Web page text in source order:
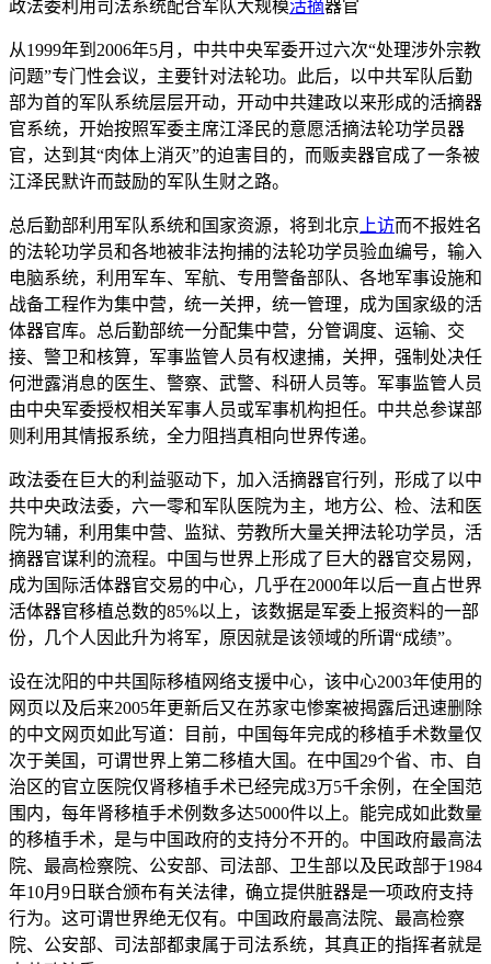
政法委利用司法系统配合军队大规模活摘器官
从1999年到2006年5月，中共中央军委开过六次“处理涉外宗教
问题”专门性会议，主要针对法轮功。此后，以中共军队后勤
部为首的军队系统层层开动，开动中共建政以来形成的活摘器
官系统，开始按照军委主席江泽民的意愿活摘法轮功学员器
官，达到其“肉体上消灭”的迫害目的，而贩卖器官成了一条被
江泽民默许而鼓励的军队生财之路。
总后勤部利用军队系统和国家资源，将到北京 上访而不报姓名
的法轮功学员和各地被非法拘捕的法轮功学员验血编号，输入
电脑系统，利用军车、军航、专用警备部队、各地军事设施和
战备工程作为集中营，统一关押，统一管理，成为国家级的活
体器官库。总后勤部统一分配集中营，分管调度、运输、交
接、警卫和核算，军事监管人员有权逮捕，关押，强制处决任
何泄露消息的医生、警察、武警、科研人员等。军事监管人员
由中央军委授权相关军事人员或军事机构担任。中共总参谋部
则利用其情报系统，全力阻挡真相向世界传递。
政法委在巨大的利益驱动下，加入活摘器官行列，形成了以中
共中央政法委，六一零和军队医院为主，地方公、检、法和医
院为辅，利用集中营、监狱、劳教所大量关押法轮功学员，活
摘器官谋利的流程。中国与世界上形成了巨大的器官交易网，
成为国际活体器官交易的中心，几乎在2000年以后一直占世界
活体器官移植总数的85%以上，该数据是军委上报资料的一部
份，几个人因此升为将军，原因就是该领域的所谓“成绩”。
设在沈阳的中共国际移植网络支援中心，该中心2003年使用的
网页以及后来2005年更新后又在苏家屯惨案被揭露后迅速删除
的中文网页如此写道：目前，中国每年完成的移植手术数量仅
次于美国，可谓世界上第二移植大国。在中国29个省、市、自
治区的官立医院仅肾移植手术已经完成3万5千余例，在全国范
围内，每年肾移植手术例数多达5000件以上。能完成如此数量
的移植手术，是与中国政府的支持分不开的。中国政府最高法
院、最高检察院、公安部、司法部、卫生部以及民政部于1984
年10月9日联合颁布有关法律，确立提供脏器是一项政府支持
行为。这可谓世界绝无仅有。中国政府最高法院、最高检察
院、公安部、司法部都隶属于司法系统，其真正的指挥者就是